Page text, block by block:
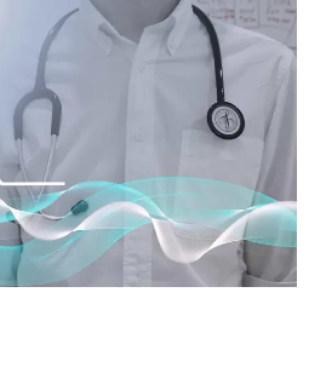
en materia de
y
de alimentos garantiza
de seguridad
normas de etiquetado
clara,
sobre el contenido de